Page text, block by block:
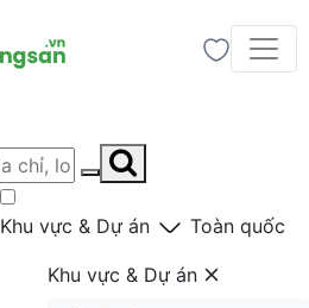
Khu vực & Dự án Toàn quốc
Khu vực & Dự án